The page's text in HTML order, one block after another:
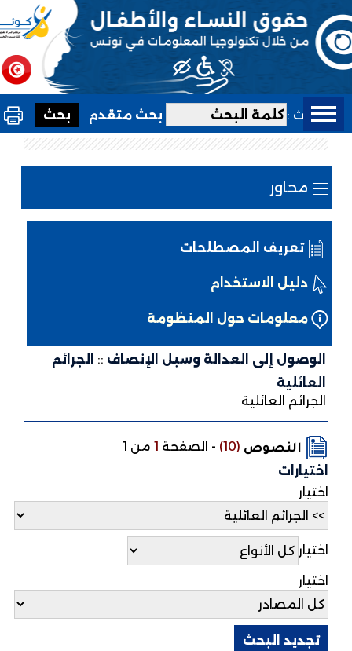
بحث : بحث متقدم
محاور
تعريف المصطلحات
دليل الاستخدام
معلومات حول المنظومة
الوصول إلى العدالة وسبل الإنصاف :: الجرائم
العائلية
الجرائم العائلية
النصوص (10)
-الصفحة1من 1
اختيارات
اختيار
اختيار
اختيار